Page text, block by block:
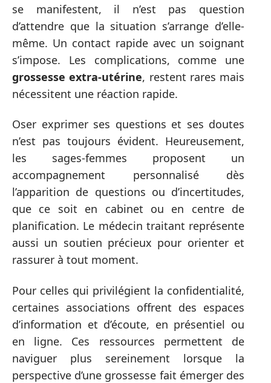
se manifestent, il n’est pas question
d’attendre que la situation s’arrange d’elle-
même. Un contact rapide avec un soignant
s’impose. Les complications, comme une
grossesse extra-utérine, restent rares mais
nécessitent une réaction rapide.
Oser exprimer ses questions et ses doutes
n’est pas toujours évident. Heureusement,
les sages-femmes proposent un
accompagnement personnalisé dès
l’apparition de questions ou d’incertitudes,
que ce soit en cabinet ou en centre de
planification. Le médecin traitant représente
aussi un soutien précieux pour orienter et
rassurer à tout moment.
Pour celles qui privilégient la confidentialité,
certaines associations offrent des espaces
d’information et d’écoute, en présentiel ou
en ligne. Ces ressources permettent de
naviguer plus sereinement lorsque la
perspective d’une grossesse fait émerger des